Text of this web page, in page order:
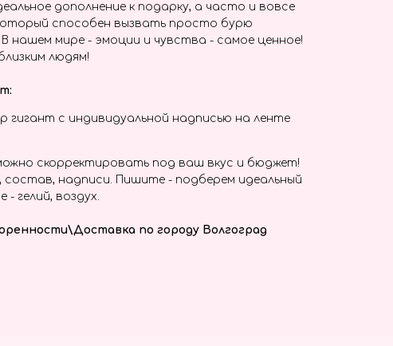
дополнение к подарку, а часто и вовсе
способен вызвать просто бурю
нашем мире - эмоции и чувства - самое ценное!
людям!
гигант с индивидуальной надписью на ленте
скорректировать под ваш вкус и бюджет!
состав, надписи. Пишите - подберем идеальный
гелий, воздух.
по городу Волгоград